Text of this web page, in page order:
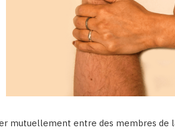
mutuellement entre des membres de